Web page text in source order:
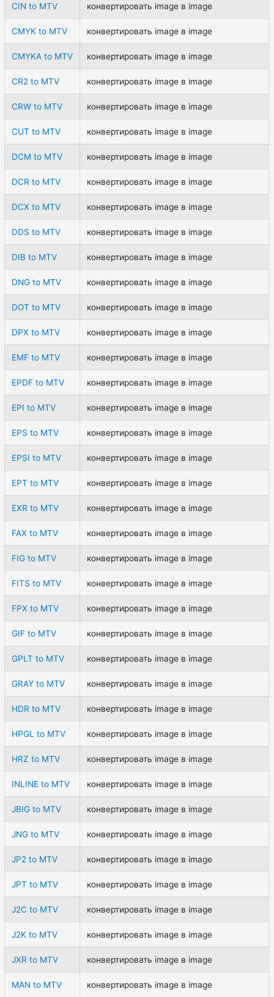
CIN to MTV конвертировать image в image
CMYK to MTV конвертировать image в image
CMYKA to MTV конвертировать image в image
CR2 to MTV конвертировать image в image
CRW to MTV конвертировать image в image
CUT to MTV конвертировать image в image
DCM to MTV конвертировать image в image
DCR to MTV конвертировать image в image
DCX to MTV конвертировать image в image
DDS to MTV конвертировать image в image
DIB to MTV конвертировать image в image
DNG to MTV конвертировать image в image
DOT to MTV конвертировать image в image
DPX to MTV конвертировать image в image
EMF to MTV конвертировать image в image
EPDF to MTV конвертировать image в image
EPI to MTV конвертировать image в image
EPS to MTV конвертировать image в image
EPSI to MTV конвертировать image в image
EPT to MTV конвертировать image в image
EXR to MTV конвертировать image в image
FAX to MTV конвертировать image в image
FIG to MTV конвертировать image в image
FITS to MTV конвертировать image в image
FPX to MTV конвертировать image в image
GIF to MTV конвертировать image в image
GPLT to MTV конвертировать image в image
GRAY to MTV конвертировать image в image
HDR to MTV конвертировать image в image
HPGL to MTV конвертировать image в image
HRZ to MTV конвертировать image в image
INLINE to MTV конвертировать image в image
JBIG to MTV конвертировать image в image
JNG to MTV конвертировать image в image
JP2 to MTV конвертировать image в image
JPT to MTV конвертировать image в image
J2C to MTV конвертировать image в image
J2K to MTV конвертировать image в image
JXR to MTV конвертировать image в image
MAN to MTV конвертировать image в image